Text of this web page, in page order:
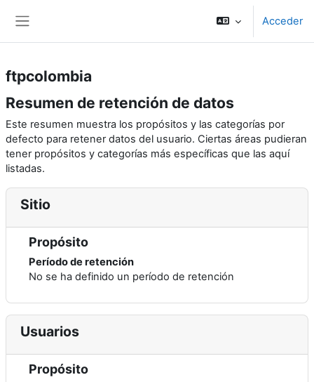
Acceder
ftpcolombia
Resumen de retención de datos
Este resumen muestra los propósitos y las categorías por
defecto para retener datos del usuario. Ciertas áreas pudieran
tener propósitos y categorías más específicas que las aquí
listadas.
Sitio
Propósito
Período de retención
No se ha definido un período de retención
Usuarios
Propósito